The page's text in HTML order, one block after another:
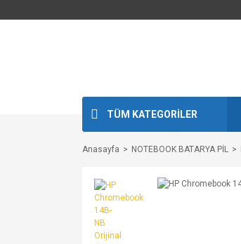
TÜM KATEGORİLER
Anasayfa NOTEBOOK BATARYA PİL